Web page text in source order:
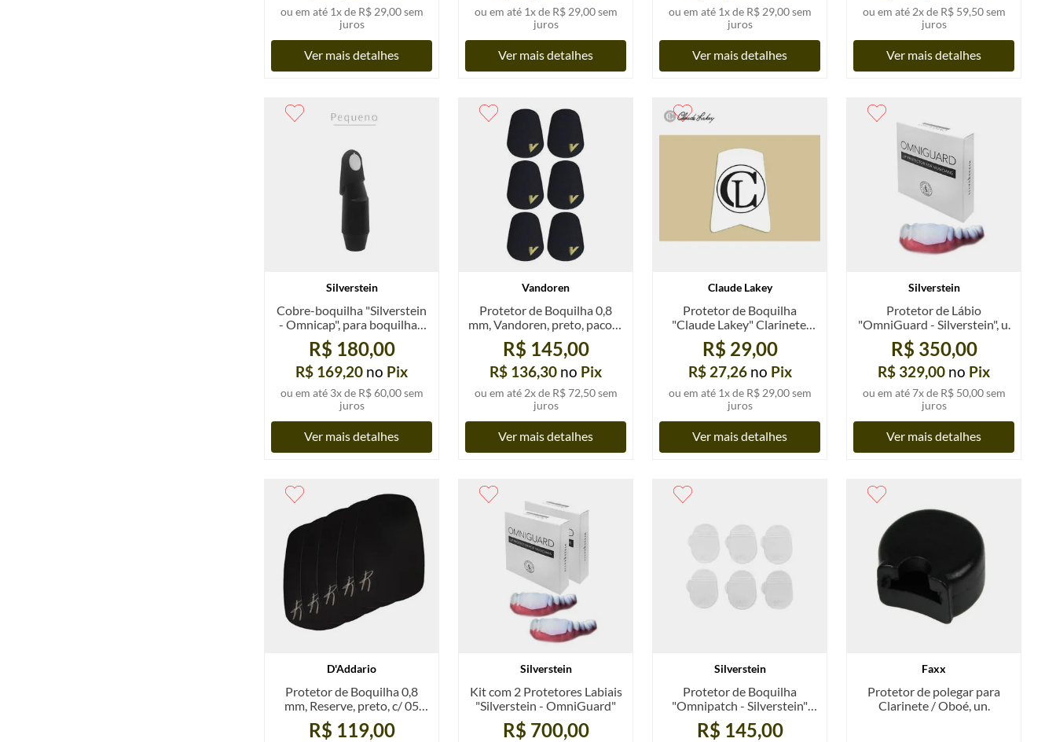
ou em até 1x de R$ 29,00sem
juros
Ver mais detalhes
ou em até 1x de R$ 29,00sem
juros
Ver mais detalhes
ou em até 1x de R$ 29,00sem
juros
Ver mais detalhes
ou em até 2x de R$ 59,50sem
juros
Ver mais detalhes
Silverstein
Cobre-boquilha "Silverstein
- Omnicap", para boquilhas,
unid.
R$ 180,00
R$ 169,20 no Pix
ou em até 3x de R$ 60,00sem
juros
Ver mais detalhes
Vandoren
Protetor de Boquilha 0,8
mm, Vandoren, preto, pacote
com 6 u.
R$ 145,00
R$ 136,30 no Pix
ou em até 2x de R$ 72,50sem
juros
Ver mais detalhes
Claude Lakey
Protetor de Boquilha
"Claude Lakey" Clarinete,
un.
R$ 29,00
R$ 27,26 no Pix
ou em até 1x de R$ 29,00sem
juros
Ver mais detalhes
Silverstein
Protetor de Lábio
"OmniGuard - Silverstein", u.
R$ 350,00
R$ 329,00 no Pix
ou em até7x de R$ 50,00sem
juros
Ver mais detalhes
D'Addario
Protetor de Boquilha 0,8
mm, Reserve, preto, c/ 05
unidades
R$ 119,00
Silverstein
Kit com 2 Protetores Labiais
"Silverstein - OmniGuard"
R$ 700,00
Silverstein
Protetor de Boquilha
"Omnipatch - Silverstein",
posicionador de dente,
transparente, kit 6 unidades
R$ 145,00
Faxx
Protetor de polegar para
Clarinete / Oboé, un.